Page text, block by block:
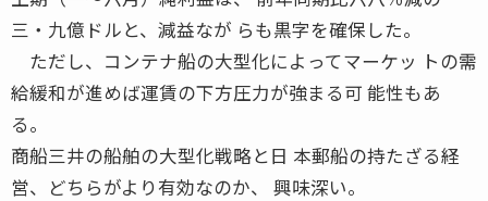
三・九億ドルと、減益なが らも黒字を確保した。
ただし、コンテナ船の大型化によってマーケッ トの需
給緩和が進めば運賃の下方圧力が強まる可 能性もあ
る。
商船三井の船舶の大型化戦略と日 本郵船の持たざる経
営、どちらがより有効なのか、 興味深い。